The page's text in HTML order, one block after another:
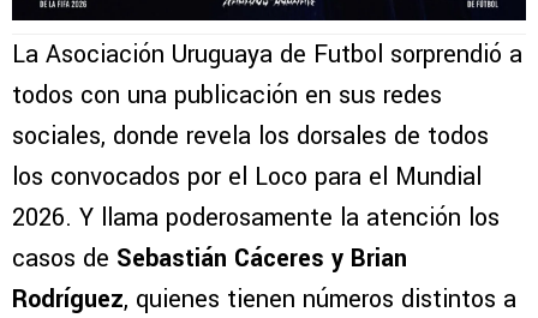
La Asociación Uruguaya de Futbol sorprendió a
todos con una publicación en sus redes
sociales, donde revela los dorsales de todos
los convocados por el Loco para el Mundial
2026. Y llama poderosamente la atención los
casos de Sebastián Cáceres y Brian
Rodríguez, quienes tienen números distintos a